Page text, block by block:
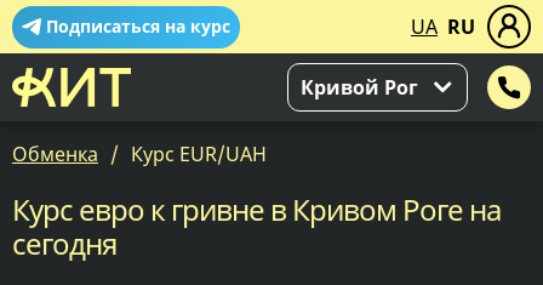
Подписаться на курс UA RU
Кривой Рог
Обменка Курс EUR/UAH
Курс евро к гривне в Кривом Роге на
сегодня